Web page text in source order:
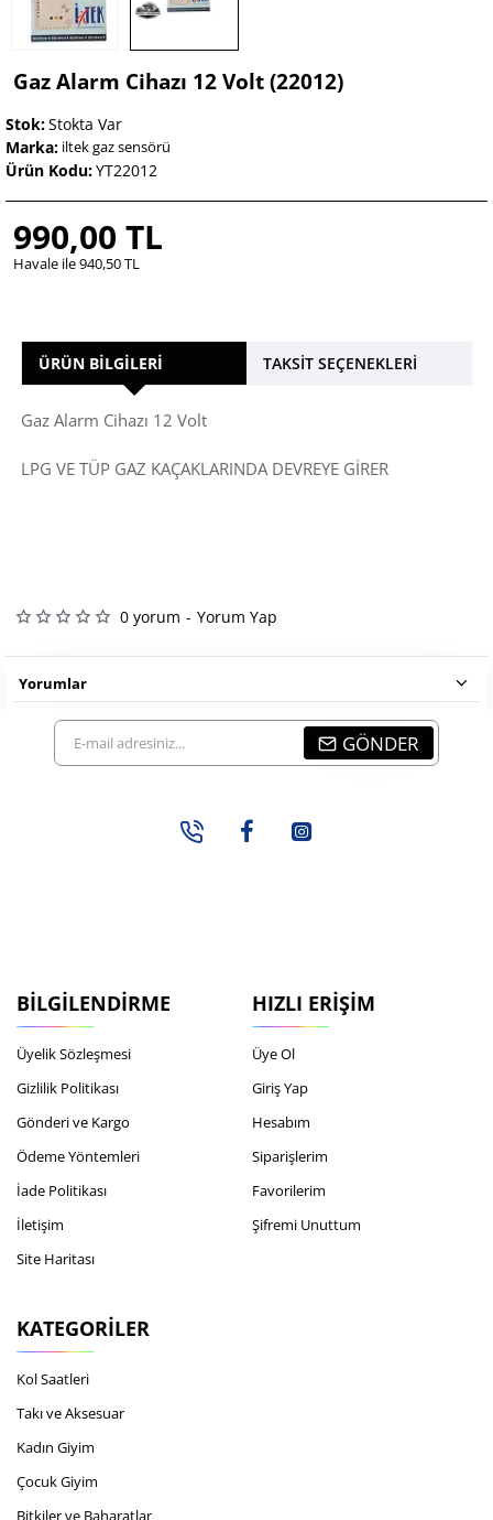
Gaz Alarm Cihazı 12 Volt (22012)
Stok:Stokta Var
Marka: iltek gaz sensörü
Ürün Kodu:YT22012
0 yorum - Yorum Yap
990,00 TL
Havale ile 940,50 TL
ÜRÜN BILGILERI TAKSIT SEÇENEKLERI
Gaz Alarm Cihazı 12 Volt
LPG VE TÜP GAZ KAÇAKLARINDA DEVREYE GİRER
Yorumlar
E-
mail
GÖNDER
BILGILENDIRME
Üyelik Sözleşmesi
Gizlilik Politikası
Gönderi ve Kargo
Ödeme Yöntemleri
İade Politikası
İletişim
Site Haritası
HIZLI ERIŞIM
Üye Ol
Giriş Yap
Hesabım
Siparişlerim
Favorilerim
Şifremi Unuttum
KATEGORILER
Kol Saatleri
Takı ve Aksesuar
Kadın Giyim
Çocuk Giyim